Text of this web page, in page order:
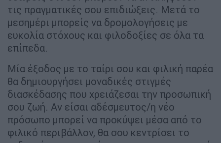
τις πραγματικές σου επιδιώξεις. Μετά το
μεσημέρι μπορείς να δρομολογήσεις με
ευκολία στόχους και φιλοδοξίες σε όλα τα
επίπεδα.
Μία έξοδος με το ταίρι σου και φιλική παρέα
θα δημιουργήσει μοναδικές στιγμές
διασκέδασης που χρειάζεσαι την προσωπική
σου ζωή. Αν είσαι αδέσμευτος/η νέο
πρόσωπο μπορεί να προκύψει μέσα από το
φιλικό περιβάλλον, θα σου κεντρίσει το